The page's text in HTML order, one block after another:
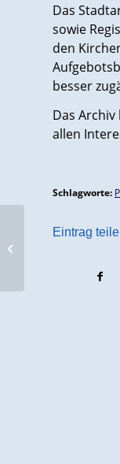
Das
sowie
den
besser
Das
allen
Schlagworte:
Eintrag
Zivilstandsregister